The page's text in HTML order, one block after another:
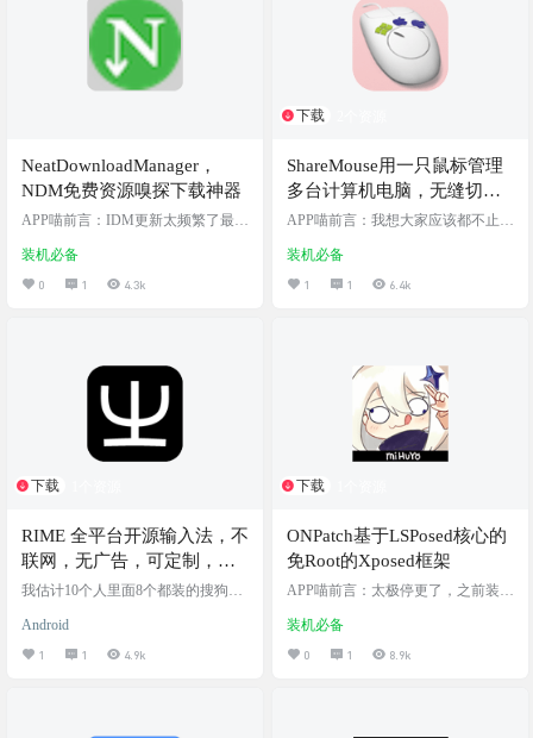
-platform. 软件截图 软件下…
NeatDownloadManager，
NDM免费资源嗅探下载神器
APP喵前言：IDM更新太频繁了最
是恶心正版玩家还是恶心盗版玩
家，反正最后都得跟着频繁更新，
今天给大家分享一款新的下载利
件介绍 NDM是一款多线程下载利
器，支持HTTP、HTTPS、FTP等多
种下载协议，有时候它的表现甚至
能让IDM都自愧不如，最妙的是，
装机必备
0 1 4.3k
下载
ShareMouse用一只鼠标管理
多台计算机电脑，无缝切换
控制鼠标
APP喵前言：我想大家应该都不止一
的，家里有台式机，上班用mac笔记
本电脑。经常需要两台电脑间切换
操作。如果你有两台或者更多电脑
可以用一个鼠标控制多个电脑呢？
答案是有！今天阿喵给大家分享这
个软件叫sharemouse，免费版本可以
控制多个显示器，复杂功能的则需
要购买专业版。 软件…
装机必备
1 1 6.4k
下载
RIME 全平台开源输入法，不
联网，无广告，可定制，中
州韻輸入法引擎：小狼毫/鼠
我估计10个人里面8个都装的搜狗输
因为皮肤+丰富的词库，让我输入感
觉很顺手，但是一直知道搜狗流
氓，且不说后台上传个人信息数据
Android
1 1 4.9k
下载
ONPatch基于LSPosed核心的
免Root的Xposed框架
APP喵前言：太极停更了，之前装了
法更新服务了，那咋整呢，其实可
替代免Root的Xposed框架软件还是
有不少呢，今天阿喵就分享一个，
装机必备
0 1 8.9k